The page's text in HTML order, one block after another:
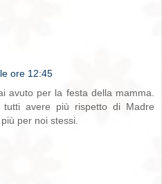
ore 12:45
avuto per la festa della mamma.
tutti avere più rispetto di Madre
per noi stessi.